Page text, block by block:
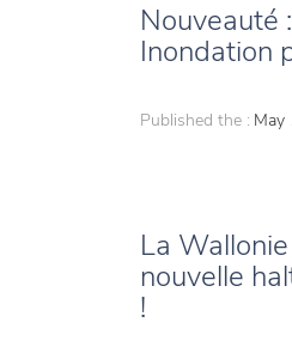
Nouveauté
Inondation
Published the : May
La
nouvelle
!